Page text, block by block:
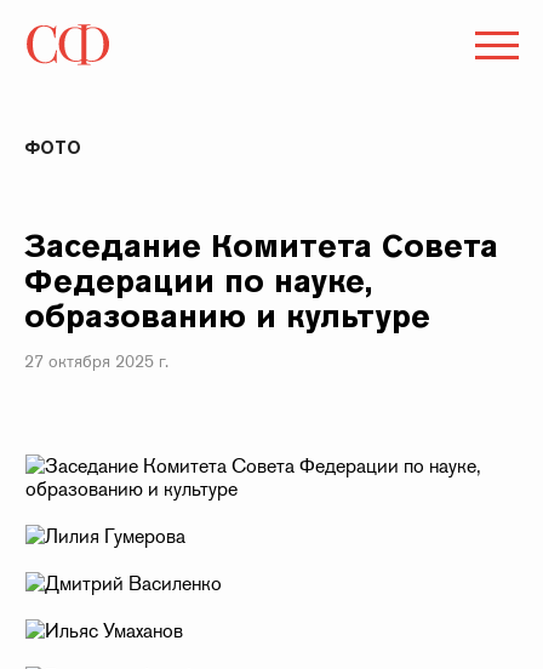
ФОТО
Заседание Комитета Совета
Федерации по науке,
образованию и культуре
27 октября 2025 г.